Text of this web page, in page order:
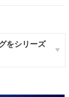
をシリーズ